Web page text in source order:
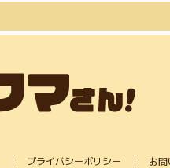
プライバシーポリシー お